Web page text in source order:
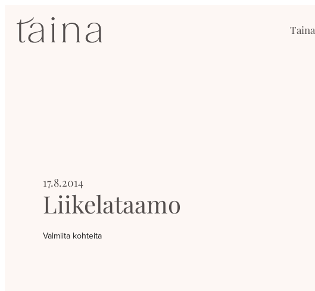
suoraan
SisustusTaina
Taina
17.8.2014
Liikelataamo
Valmiita kohteita